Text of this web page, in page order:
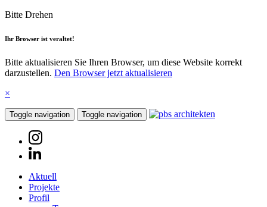
Bitte Drehen
Ihr Browser ist veraltet!
Bitte aktualisieren Sie Ihren Browser, um diese Website korrekt
darzustellen. Den Browser jetzt aktualisieren
×
Toggle navigation Toggle navigation
Aktuell
Projekte
Profil